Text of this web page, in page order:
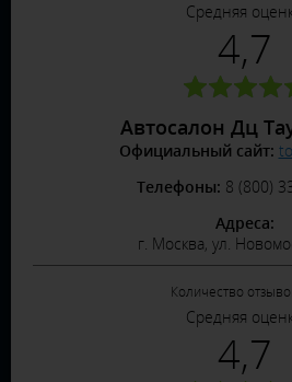
Средняя
4,7
Автосалон Дц
Официальный сайт:
Телефоны: 8 (800)
Адреса:
г. Москва, ул.
Количество
Средняя
4,7